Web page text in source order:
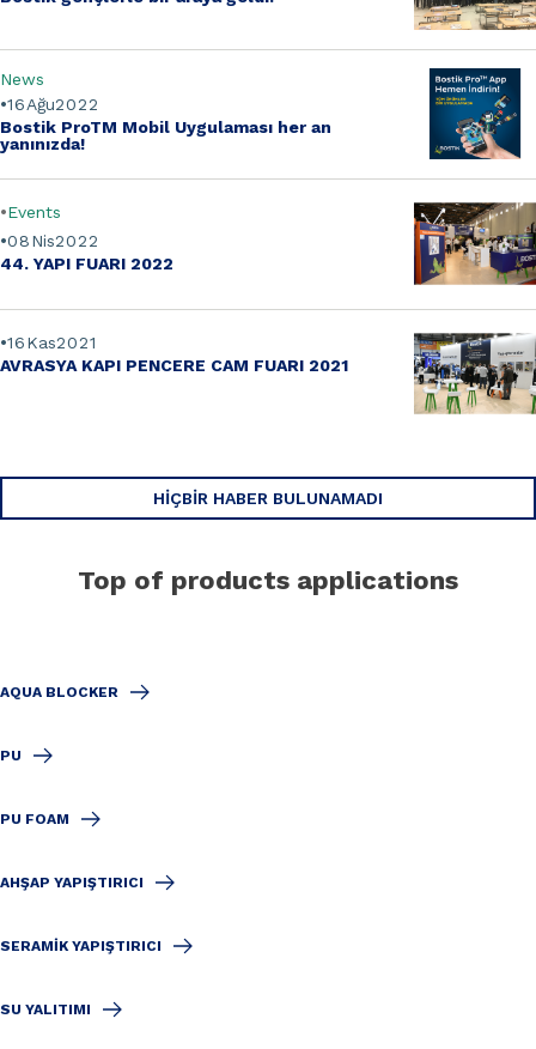
Ağu
16 2022
News
Bostik ProTM Mobil Uygulaması her an
yanınızda!
Nis
08 2022
Events
44. YAPI FUARI 2022
Kas
16
2021
AVRASYA KAPI PENCERE CAM FUARI 2021
HIÇBIR HABER BULUNAMADI
Top of products applications
AQUA BLOCKER
PU
PU FOAM
AHŞAP YAPIŞTIRICI
SERAMIK YAPIŞTIRICI
SU YALITIMI